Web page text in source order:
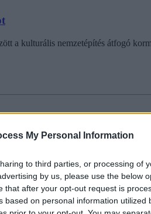
My Personal Information
to third parties, or processing of
by us, please use the below
that after your opt-out request is
based on personal information utilized
a kulturális nemzetépítés átfogó